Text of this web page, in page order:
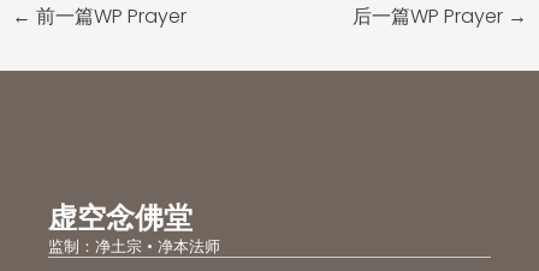
← 前一篇WP Prayer 后一篇WP Prayer →
虚空念佛堂
监制：净土宗 • 净本法师